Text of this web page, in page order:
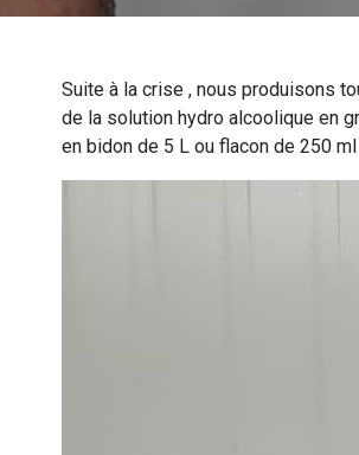
Suite à la crise , nous produisons
de la solution hydro alcoolique en
en bidon de 5 L ou flacon de 250 ml